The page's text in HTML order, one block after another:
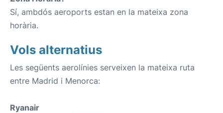
Sí, ambdós aeroports estan en la mateixa zona
horària.
Vols alternatius
Les següents aerolínies serveixen la mateixa ruta
entre Madrid i Menorca:
Ryanair